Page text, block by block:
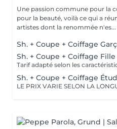
Une passion commune pour la
pour la beauté, voilà ce qui a
artistes dont la renommée n'es...
Sh. + Coupe + Coiffage
Sh. + Coupe + Coiffage Fille
Tarif adapté selon les
Sh. + Coupe + Coiffage